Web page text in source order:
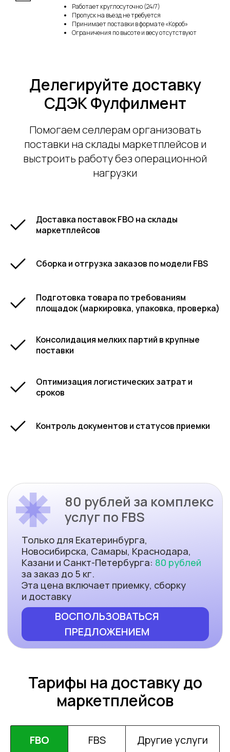
Работает круглосуточно (24/7)
Пропуск на въезд не требуется
Принимает поставки в формате «Короб»
Ограничения по высоте и весу отсутствуют
Делегируйте доставку
СДЭК Фулфилмент
Помогаем селлерам организовать
поставки на склады маркетплейсов и
выстроить работу без операционной
нагрузки
Доставка поставок FBO на склады
маркетплейсов
Сборка и отгрузка заказов по модели FBS
Подготовка товара по требованиям
площадок (маркировка, упаковка, проверка)
Консолидация мелких партий в крупные
поставки
Оптимизация логистических затрат и
сроков
Контроль документов и статусов приемки
Новосибирска, Самары, Краснодара,
Казани и Санкт-Петербурга: 80 рублей
за заказ до 5 кг.
Эта цена включает приемку, сборку
80 рублей за комплекс
Предложение действует с 1 апреля 2026 года и до
Тарифы на доставку до
маркетплейсов
FBO FBS Другие услуги